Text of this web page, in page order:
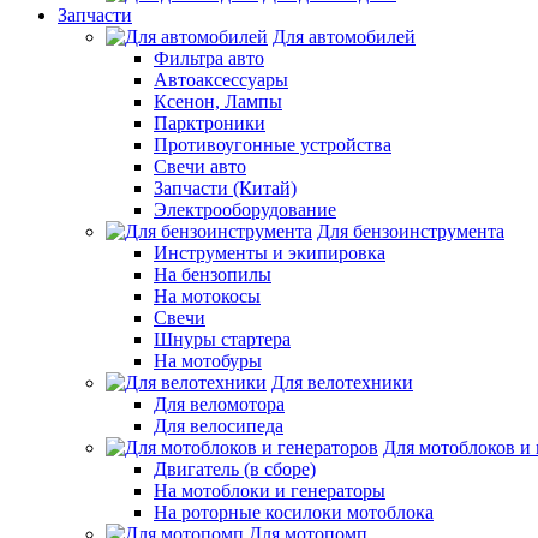
Запчасти
Для автомобилей
Фильтра авто
Автоаксессуары
Ксенон, Лампы
Парктроники
Противоугонные устройства
Свечи авто
Запчасти (Китай)
Электрооборудование
Для бензоинструмента
Инструменты и экипировка
На бензопилы
На мотокосы
Свечи
Шнуры стартера
На мотобуры
Для велотехники
Для веломотора
Для велосипеда
Для мотоблоков и
Двигатель (в сборе)
На мотоблоки и генераторы
На роторные косилоки мотоблока
Для мотопомп